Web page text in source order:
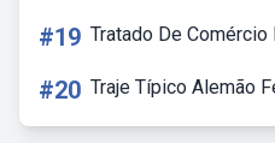
#19 Tratado De Comércio
#20 Traje Típico Alemão